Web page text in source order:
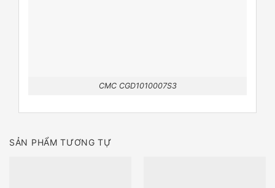
CMC CGD1010007S3
SẢN PHẨM TƯƠNG TỰ